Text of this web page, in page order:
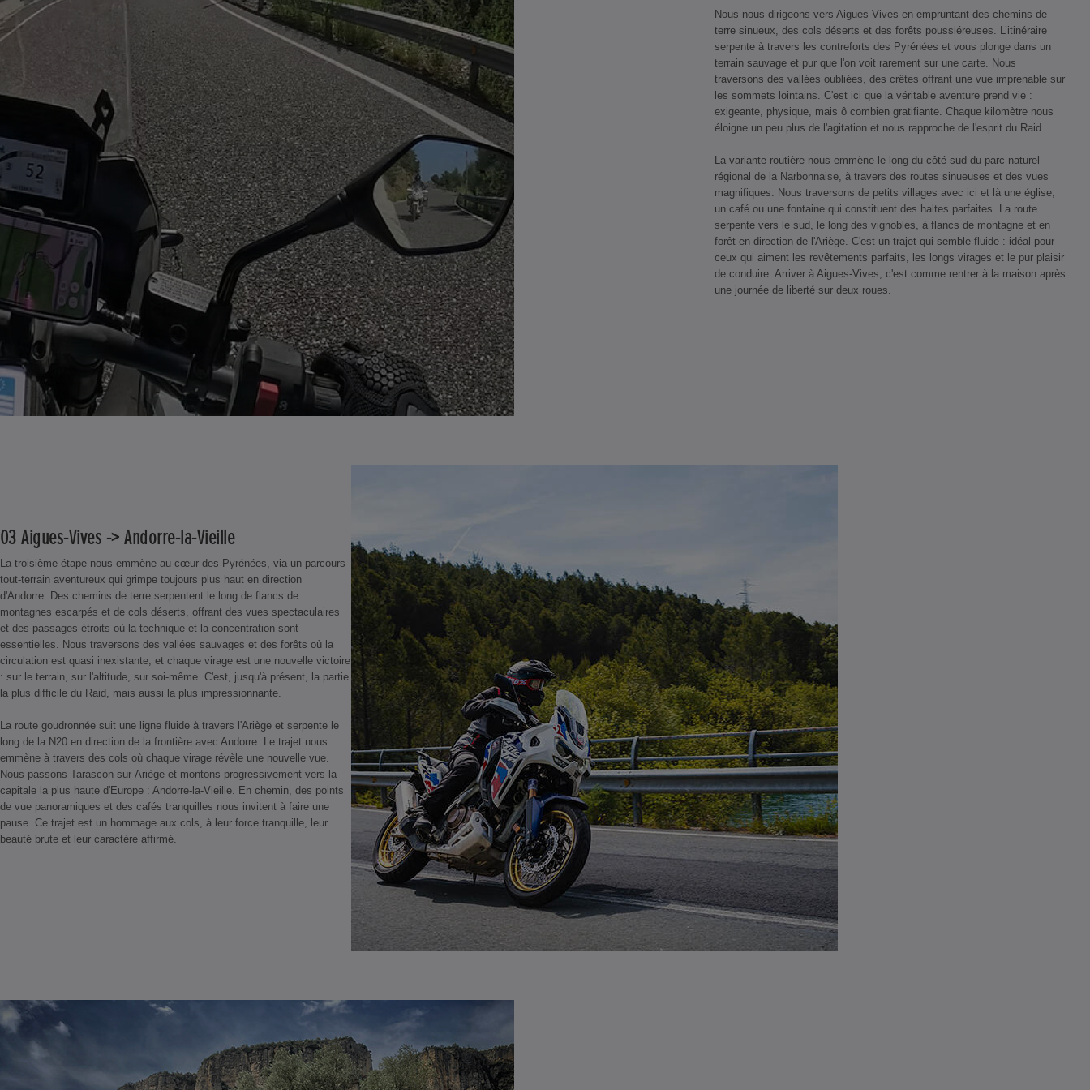
Nous nous dirigeons vers Aigues-Vives en empruntant des chemins de
terre sinueux, des cols déserts et des forêts poussiéreuses. L’itinéraire
serpente à travers les contreforts des Pyrénées et vous plonge dans un
terrain sauvage et pur que l'on voit rarement sur une carte. Nous
traversons des vallées oubliées, des crêtes offrant une vue imprenable sur
les sommets lointains. C'est ici que la véritable aventure prend vie :
exigeante, physique, mais ô combien gratifiante. Chaque kilomètre nous
éloigne un peu plus de l'agitation et nous rapproche de l'esprit du Raid.
La variante routière nous emmène le long du côté sud du parc naturel
régional de la Narbonnaise, à travers des routes sinueuses et des vues
magnifiques. Nous traversons de petits villages avec ici et là une église,
un café ou une fontaine qui constituent des haltes parfaites. La route
serpente vers le sud, le long des vignobles, à flancs de montagne et en
forêt en direction de l'Ariège. C'est un trajet qui semble fluide : idéal pour
ceux qui aiment les revêtements parfaits, les longs virages et le pur plaisir
de conduire. Arriver à Aigues-Vives, c'est comme rentrer à la maison après
une journée de liberté sur deux roues.
03 Aigues-Vives -> Andorre-la-Vieille
La troisième étape nous emmène au cœur des Pyrénées, via un parcours
tout-terrain aventureux qui grimpe toujours plus haut en direction
d'Andorre. Des chemins de terre serpentent le long de flancs de
montagnes escarpés et de cols déserts, offrant des vues spectaculaires
et des passages étroits où la technique et la concentration sont
essentielles. Nous traversons des vallées sauvages et des forêts où la
circulation est quasi inexistante, et chaque virage est une nouvelle victoire
: sur le terrain, sur l'altitude, sur soi-même. C'est, jusqu'à présent, la partie
la plus difficile du Raid, mais aussi la plus impressionnante.
La route goudronnée suit une ligne fluide à travers l'Ariège et serpente le
long de la N20 en direction de la frontière avec Andorre. Le trajet nous
emmène à travers des cols où chaque virage révèle une nouvelle vue.
Nous passons Tarascon-sur-Ariège et montons progressivement vers la
capitale la plus haute d'Europe : Andorre-la-Vieille. En chemin, des points
de vue panoramiques et des cafés tranquilles nous invitent à faire une
pause. Ce trajet est un hommage aux cols, à leur force tranquille, leur
beauté brute et leur caractère affirmé.